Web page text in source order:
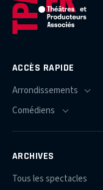
ACCÈS RAPIDE
ARCHIVES
Tous les spectacles